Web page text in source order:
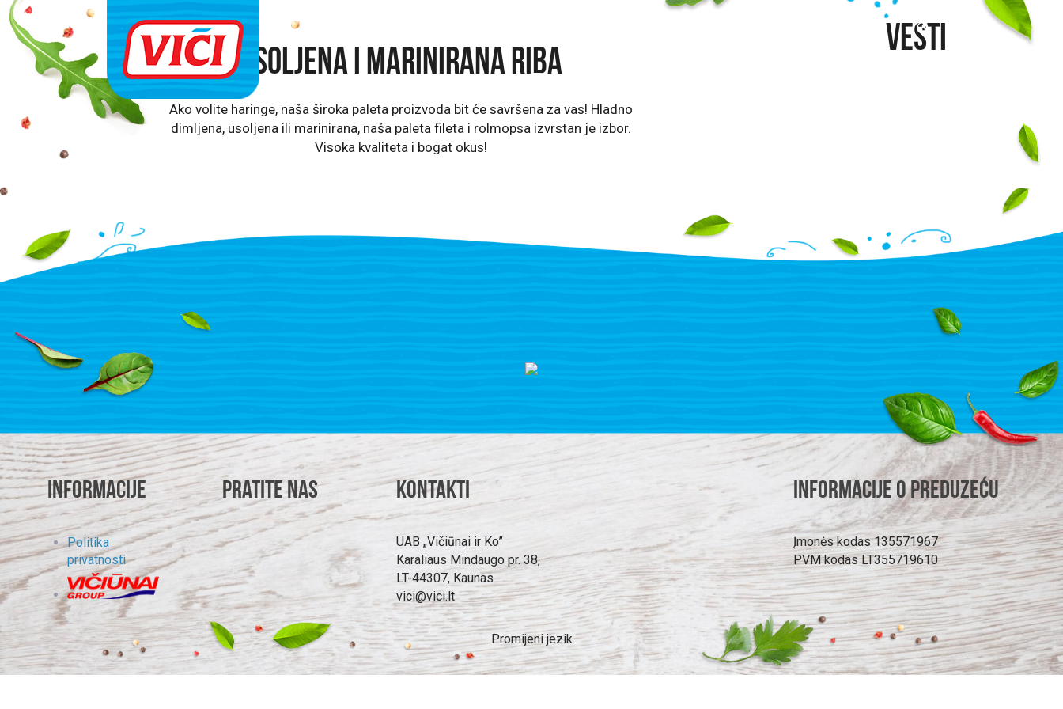
Usoljena i marinirana riba
Ako volite haringe, naša široka paleta proizvoda bit će savršena za vas! Hladno
dimljena, usoljena ili marinirana, naša paleta fileta i rolmopsa izvrstan je izbor.
Visoka kvaliteta i bogat okus!
Vesti
Informacije
Politika
privatnosti
Pratite nas Kontakti
UAB „Vičiūnai ir Ko”
Karaliaus Mindaugo pr. 38,
LT-44307, Kaunas
vici@vici.lt
Informacije o preduzeću
Įmonės kodas 135571967
PVM kodas LT355719610
Promijeni jezik